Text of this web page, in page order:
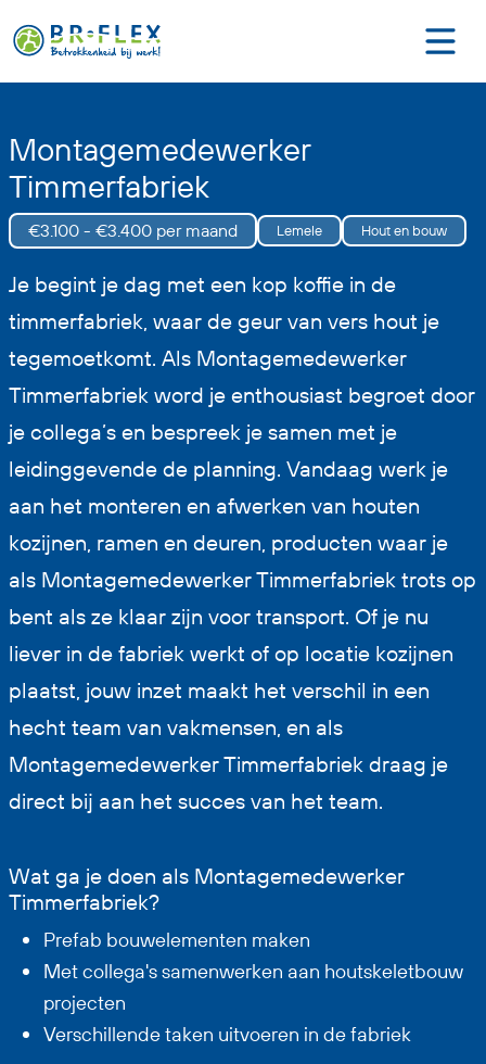
Montagemedewerker
Timmerfabriek
€3.100 - €3.400 per maand Lemele Hout en bouw
Je begint je dag met een kop koffie in de
timmerfabriek, waar de geur van vers hout je
tegemoetkomt. Als Montagemedewerker
Timmerfabriek word je enthousiast begroet door
je collega’s en bespreek je samen met je
leidinggevende de planning. Vandaag werk je
aan het monteren en afwerken van houten
kozijnen, ramen en deuren, producten waar je
als Montagemedewerker Timmerfabriek trots op
bent als ze klaar zijn voor transport. Of je nu
liever in de fabriek werkt of op locatie kozijnen
plaatst, jouw inzet maakt het verschil in een
hecht team van vakmensen, en als
Montagemedewerker Timmerfabriek draag je
direct bij aan het succes van het team.
Wat ga je doen als Montagemedewerker
Timmerfabriek?
Prefab bouwelementen maken
Met collega's samenwerken aan houtskeletbouw
projecten
Verschillende taken uitvoeren in de fabriek